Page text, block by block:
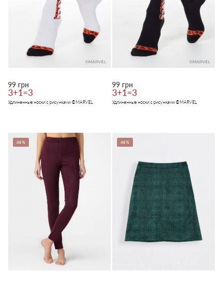
99 грн
3+1=3
Удлиненные носки с рисунками ©MARVEL
99 грн
3+1=3
Удлиненные носки с рисунками ©MARVEL
48% 48%